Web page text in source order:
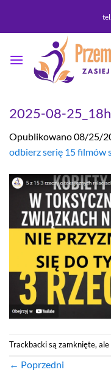
2025-08-
Opublikowano08/25/
odbierz serię 15 filmów
Trackbacki są zamknięte, ale
← Poprzedni